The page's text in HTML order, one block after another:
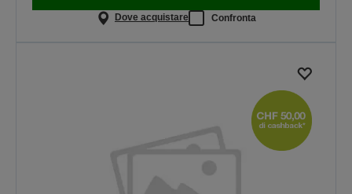
Dove acquistare Confronta